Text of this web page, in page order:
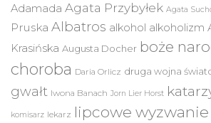
Adamada Agata Przybyłek Agata
Pruska Albatros alkohol alkoholizm
Krasińska Augusta Docher boże
choroba Daria Orlicz druga wojna
gwałt Iwona Banach Jorn Lier Horst
komisarz lekarz lipcowe wyzwanie